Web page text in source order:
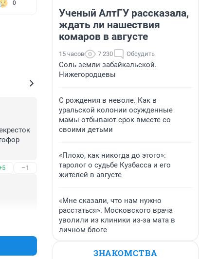
0
–1
Ученый АлтГУ рассказала,
ждать ли нашествия
комаров в августе
15 часов 7 230 Обсудить
Соль земли забайкальской.
Нижегородцевы
С рождения в неволе. Как в
уральской колонии осужденные
мамы отбывают срок вместе со
своими детьми
«Плохо, как никогда до этого»:
таролог о судьбе Кузбасса и его
жителей в августе
«Мне сказали, что нам нужно
расстаться». Московского врача
уволили из клиники из-за мата в
личном блоге
ЗНАКОМСТВА